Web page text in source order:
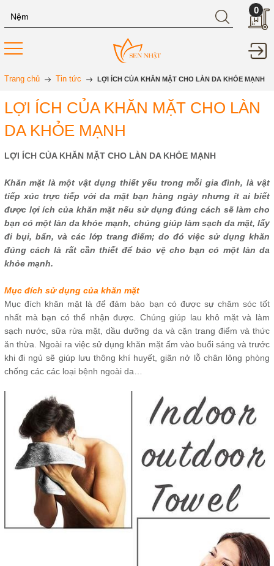
0
Trang chủ Tin tức LỢI ÍCH CỦA KHĂN MẶT CHO LÀN DA KHỎE MẠNH
LỢI ÍCH CỦA KHĂN MẶT CHO LÀN
DA KHỎE MẠNH
LỢI ÍCH CỦA KHĂN MẶT CHO LÀN DA KHỎE MẠNH
Khăn mặt là một vật dụng thiết yếu trong mỗi gia đình, là vật
tiếp xúc trực tiếp với da mặt bạn hàng ngày nhưng ít ai biết
được lợi ích của khăn mặt nếu sử dụng đúng cách sẽ làm cho
bạn có một làn da khỏe mạnh, chúng giúp làm sạch da mặt, lấy
đi bụi, bẩn, và các lớp trang điểm; do đó việc sử dụng khăn
đúng cách là rất cần thiết để bảo vệ cho bạn có một làn da
khỏe mạnh.
Mục đích sử dụng của khăn mặt
Mục đích khăn mặt là để đảm bảo bạn có được sự chăm sóc tốt
nhất mà bạn có thể nhận được. Chúng giúp lau khô mặt và làm
sạch nước, sữa rửa mặt, dầu dưỡng da và cặn trang điểm và thức
ăn thừa. Ngoài ra việc sử dụng khăn mặt ấm vào buổi sáng và trước
khi đi ngủ sẽ giúp lưu thông khí huyết, giãn nở lỗ chân lông phòng
chống các các loại bệnh ngoài da…